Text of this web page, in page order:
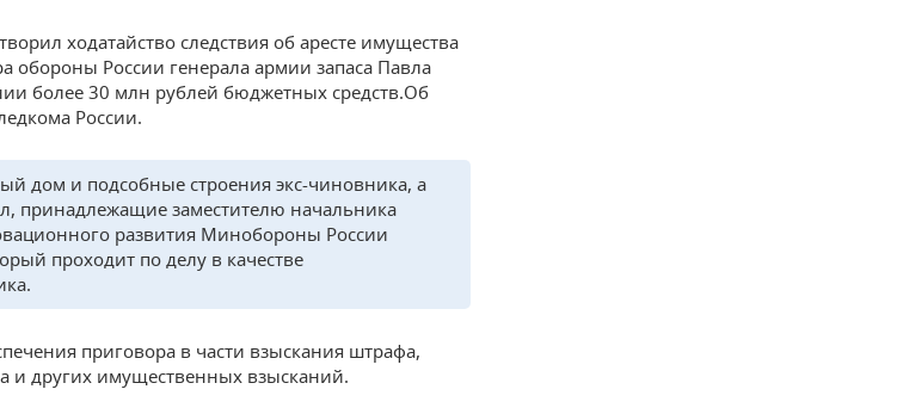
ходатайство следствия об аресте имущества
обороны России генерала армии запаса Павла
более 30 млн рублей бюджетных средств.Об
России.
дом и подсобные строения экс-чиновника, а
принадлежащие заместителю начальника
развития Минобороны России
проходит по делу в качестве
приговора в части взыскания штрафа,
и других имущественных взысканий.